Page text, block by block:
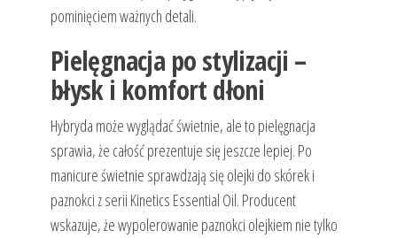
pominięciem ważnych detali.
Pielęgnacja po stylizacji –
błysk i komfort dłoni
Hybryda może wyglądać świetnie, ale to pielęgnacja
sprawia, że całość prezentuje się jeszcze lepiej. Po
manicure świetnie sprawdzają się olejki do skórek i
paznokci z serii Kinetics Essential Oil. Producent
wskazuje, że wypolerowanie paznokci olejkiem nie tylko